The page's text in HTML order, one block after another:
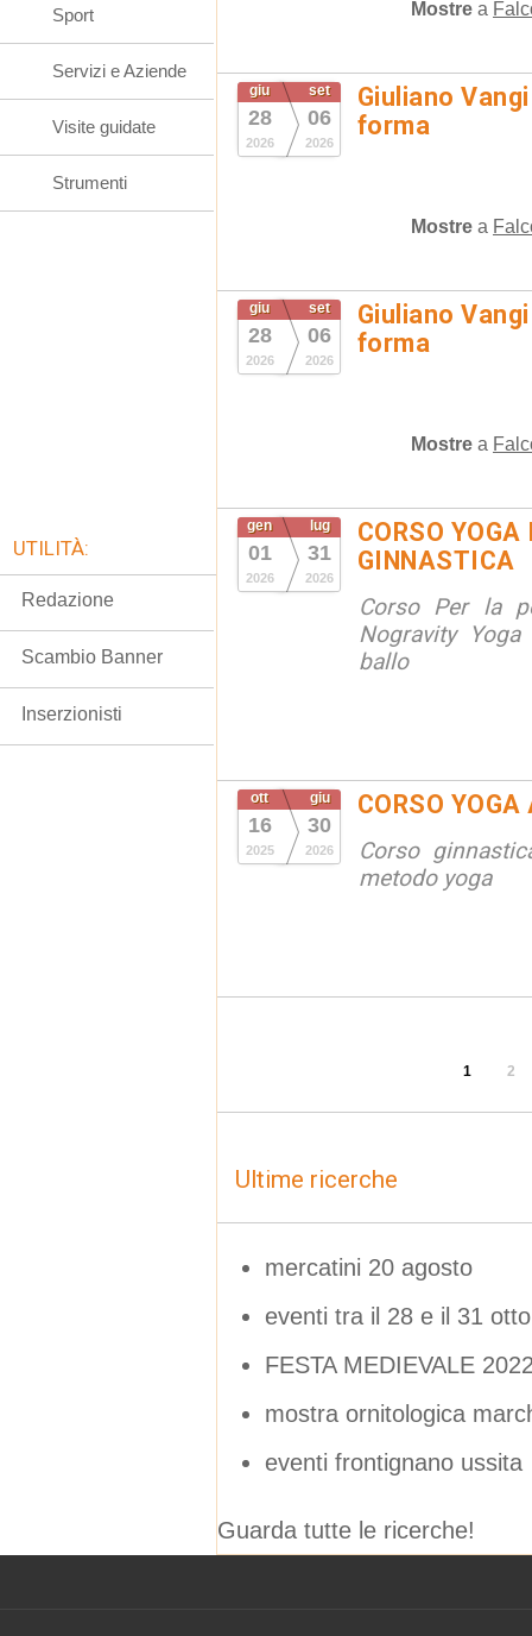
Mostre a
giu
28
2026
set
06
2026
Giuliano
forma
Mostre a
giu
28
2026
set
06
2026
Giuliano
forma
Mostre a
gen
01
2026
lug
31
2026
CORSO
GINNASTICA
Corso Per la
Nogravity
ballo
ott
16
2025
giu
30
2026
CORSO
Corso
metodo yoga
1 2
Ultime ricerche
mercatini 20 agosto
eventi tra il 28 e il 31
FESTA MEDIEVALE
mostra ornitologica
eventi frontignano ussita
Guarda tutte le ricerche!
Sport
Servizi e Aziende
Visite guidate
Strumenti
UTILITÀ:
Redazione
Scambio Banner
Inserzionisti